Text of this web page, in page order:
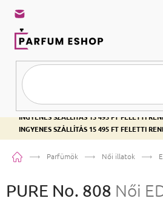
INGYENES SZÁLLÍTÁS 15 495 FT FELETTI
INGYENES SZÁLLÍTÁS 15 495 FT FELETTI
INGYENES SZÁLLÍTÁS 15 495 FT FELETTI
KezdőlapParfümök Női illatok
PURE No. 808 Női